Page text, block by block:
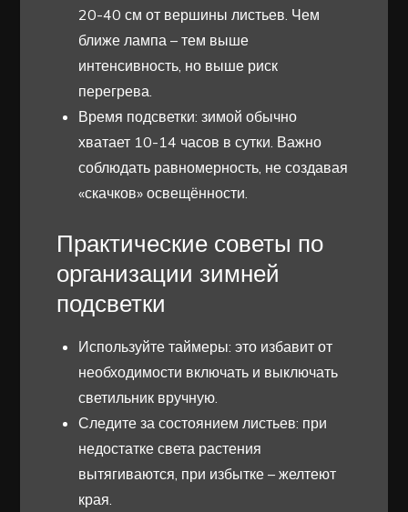
20-40 см от вершины листьев. Чем
ближе лампа – тем выше
интенсивность, но выше риск
перегрева.
Время подсветки: зимой обычно
хватает 10-14 часов в сутки. Важно
соблюдать равномерность, не создавая
«скачков» освещённости.
Практические советы по
организации зимней
подсветки
Используйте таймеры: это избавит от
необходимости включать и выключать
светильник вручную.
Следите за состоянием листьев: при
недостатке света растения
вытягиваются, при избытке – желтеют
края.